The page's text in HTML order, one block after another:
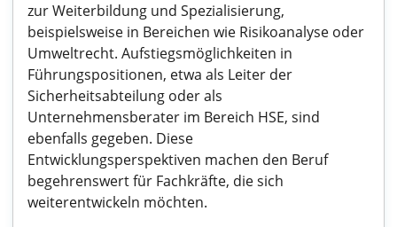
zur Weiterbildung und Spezialisierung,
beispielsweise in Bereichen wie Risikoanalyse oder
Umweltrecht. Aufstiegsmöglichkeiten in
Führungspositionen, etwa als Leiter der
Sicherheitsabteilung oder als
Unternehmensberater im Bereich HSE, sind
ebenfalls gegeben. Diese
Entwicklungsperspektiven machen den Beruf
begehrenswert für Fachkräfte, die sich
weiterentwickeln möchten.